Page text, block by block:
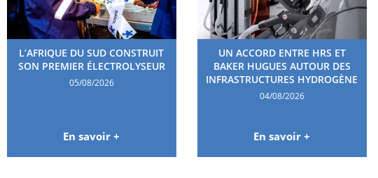
L’AFRIQUE DU SUD CONSTRUIT
SON PREMIER ÉLECTROLYSEUR
05/08/2026
En savoir +
UN ACCORD ENTRE HRS ET
BAKER HUGUES AUTOUR DES
INFRASTRUCTURES HYDROGÈNE
04/08/2026
En savoir +